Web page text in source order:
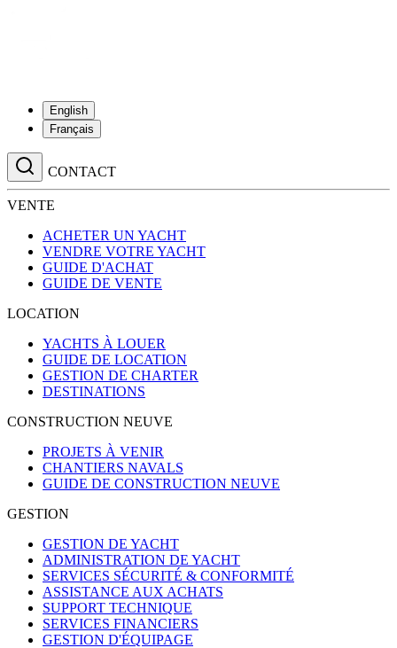
English
Français
CONTACT
VENTE
ACHETER UN YACHT
VENDRE VOTRE YACHT
GUIDE D'ACHAT
GUIDE DE VENTE
LOCATION
YACHTS À LOUER
GUIDE DE LOCATION
GESTION DE CHARTER
DESTINATIONS
CONSTRUCTION NEUVE
PROJETS À VENIR
CHANTIERS NAVALS
GUIDE DE CONSTRUCTION NEUVE
GESTION
GESTION DE YACHT
ADMINISTRATION DE YACHT
SERVICES SÉCURITÉ & CONFORMITÉ
ASSISTANCE AUX ACHATS
SUPPORT TECHNIQUE
SERVICES FINANCIERS
GESTION D'ÉQUIPAGE